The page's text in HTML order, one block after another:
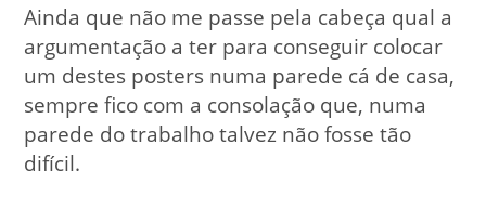
Ainda que não me passe pela cabeça qual a
argumentação a ter para conseguir colocar
um destes posters numa parede cá de casa,
sempre fico com a consolação que, numa
parede do trabalho talvez não fosse tão
difícil.